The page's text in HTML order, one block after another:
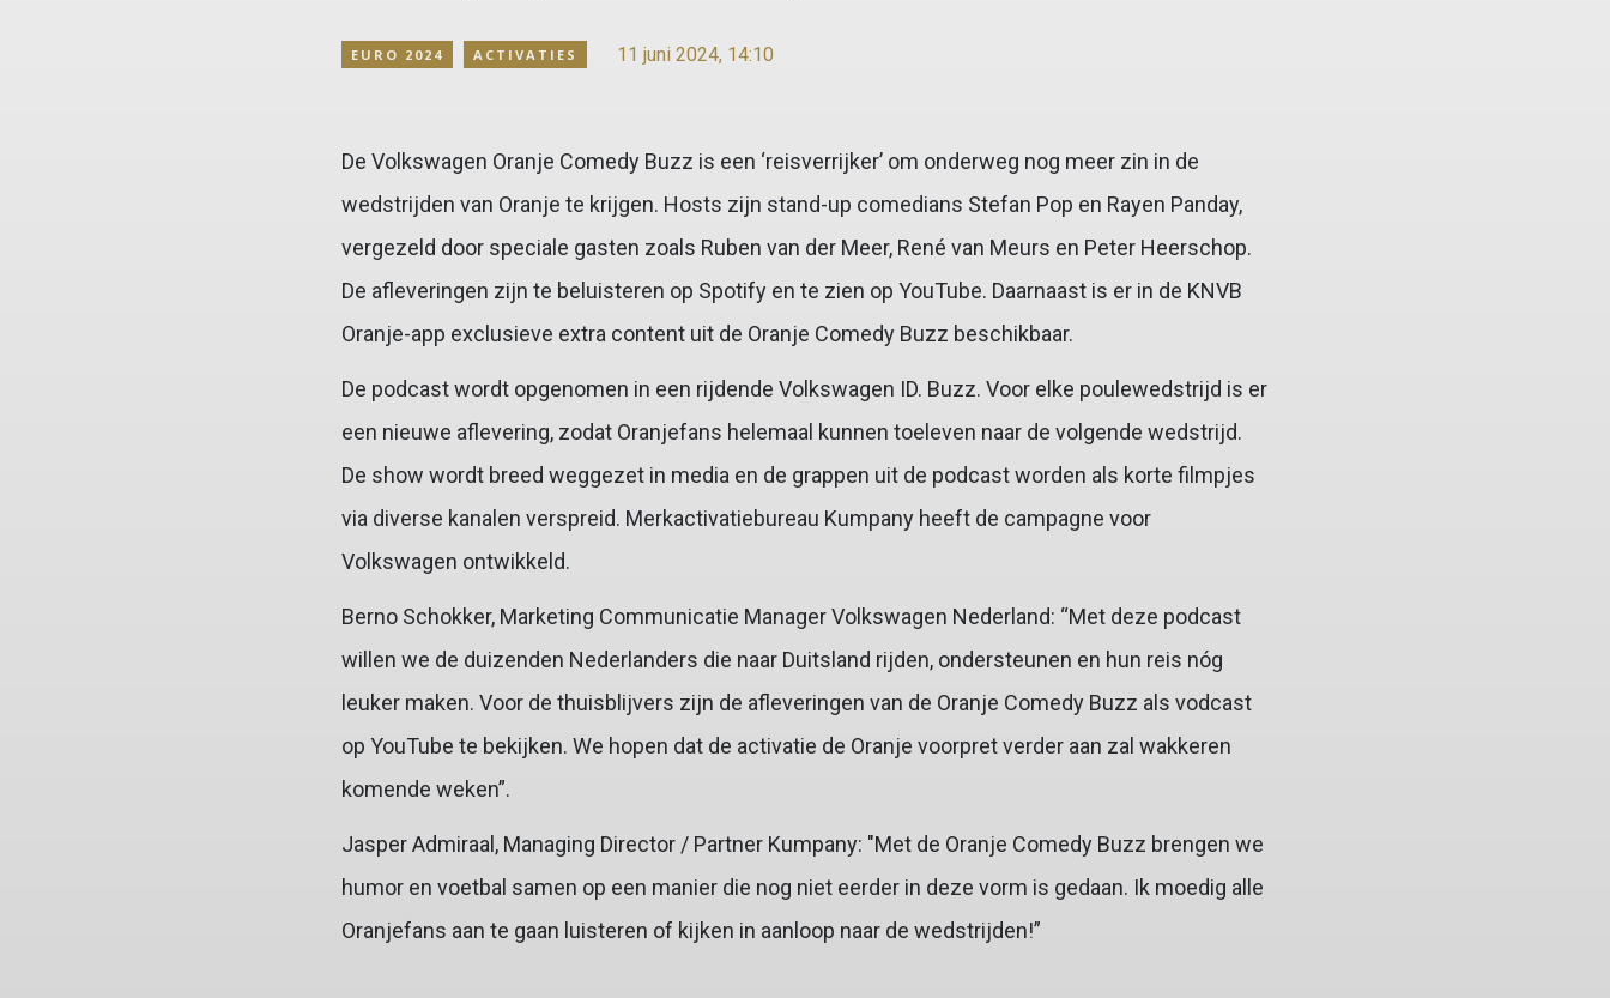
EURO 2024 ACTIVATIES 11 juni 2024, 14:10
De Volkswagen Oranje Comedy Buzz is een ‘reisverrijker’ om onderweg nog meer zin in de
wedstrijden van Oranje te krijgen. Hosts zijn stand-up comedians Stefan Pop en Rayen Panday,
vergezeld door speciale gasten zoals Ruben van der Meer, René van Meurs en Peter Heerschop.
De afleveringen zijn te beluisteren op Spotify en te zien op YouTube. Daarnaast is er in de KNVB
Oranje-app exclusieve extra content uit de Oranje Comedy Buzz beschikbaar.
De podcast wordt opgenomen in een rijdende Volkswagen ID. Buzz. Voor elke poulewedstrijd is er
een nieuwe aflevering, zodat Oranjefans helemaal kunnen toeleven naar de volgende wedstrijd.
De show wordt breed weggezet in media en de grappen uit de podcast worden als korte filmpjes
via diverse kanalen verspreid. Merkactivatiebureau Kumpany heeft de campagne voor
Volkswagen ontwikkeld.
Berno Schokker, Marketing Communicatie Manager Volkswagen Nederland: “Met deze podcast
willen we de duizenden Nederlanders die naar Duitsland rijden, ondersteunen en hun reis nóg
leuker maken. Voor de thuisblijvers zijn de afleveringen van de Oranje Comedy Buzz als vodcast
op YouTube te bekijken. We hopen dat de activatie de Oranje voorpret verder aan zal wakkeren
komende weken”.
Jasper Admiraal, Managing Director / Partner Kumpany: "Met de Oranje Comedy Buzz brengen we
humor en voetbal samen op een manier die nog niet eerder in deze vorm is gedaan. Ik moedig alle
Oranjefans aan te gaan luisteren of kijken in aanloop naar de wedstrijden!”